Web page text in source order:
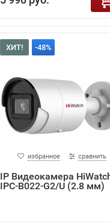
ХИТ! -48%
избранное сравнить
IP Видеокамера
IPC-B022-G2/U (2.8 мм)